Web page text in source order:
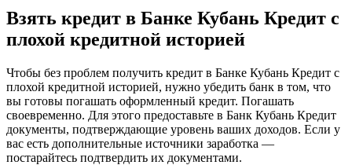
Взять кредит в Банке Кубань Кредит с
плохой кредитной историей
Чтобы без проблем получить кредит в Банке Кубань Кредит с
плохой кредитной историей, нужно убедить банк в том, что
вы готовы погашать оформленный кредит. Погашать
своевременно. Для этого предоставьте в Банк Кубань Кредит
документы, подтверждающие уровень ваших доходов. Если у
вас есть дополнительные источники заработка —
постарайтесь подтвердить их документами.